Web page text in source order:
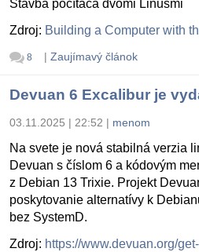
Stavba počítača dvomi Linusmi
Zdroj: Building a Computer with
8 | Zaujímavý článok
Devuan 6 Excalibur je
03.11.2025 | 22:52 | menom
Na svete je nová stabilná verzia
Devuan s číslom 6 a kódovým
z Debian 13 Trixie. Projekt
poskytovanie alternatívy k
bez SystemD.
Zdroj: https://www.devuan.org/